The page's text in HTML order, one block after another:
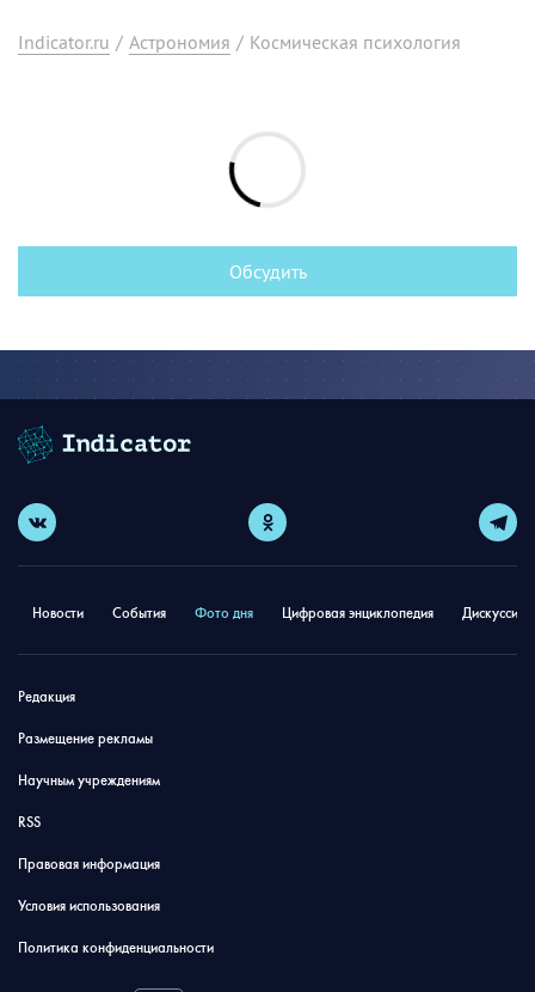
Indicator.ru / Астрономия / Космическая психология
Обсудить
Новости События Фото дня Цифровая энциклопедия
Редакция
Размещение рекламы
Научным учреждениям
RSS
Правовая информация
Условия использования
Политика конфиденциальности